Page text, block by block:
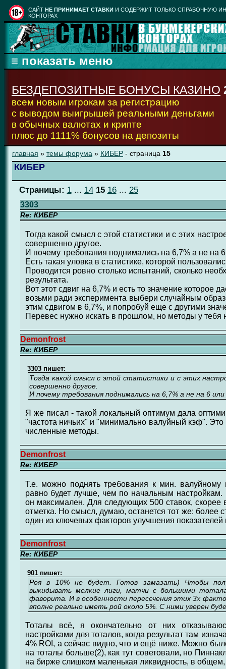
CАЙТ НЕ ПРИНИМАЕТ СТАВКИ И СОДЕРЖИТ ТОЛЬКО СПРАВОЧНУЮ
КОНТОРАХ
БЕЗДЕПОЗИТНЫЕ БОНУСЫ КАЗИНО
всем новым игрокам за регистрацию
с выводом выигрышей реальными деньгами
в обычных валютах и крипте
плюс до 1111% бонусов на депозиты
главная » темы форума » КИБЕР - страница 15
КИБЕР
Страницы: 1... 14 15 16... 25
3303
Re: КИБЕР
Тогда какой смысл с этой статистики и с этих
совершенно другое.
И почему требования поднимались на 6,7% а не на
Есть такая уловка в статистике, которой
Проводится ровно столько испытаний, сколько
результата.
Вот этот сдвиг на 6,7% и есть то значение которое
возьми ради эксперимента выбери случайным
этим сдвигом в 6,7%, и попробуй еще с другими
Перевес нужно искать в прошлом, но методы у тебя
Demonfrost
Re: КИБЕР
3303 пишет:
Тогда какой смысл с этой статистики и с этих
совершенно другое.
И почему требования поднимались на 6,7% а не на 6 или
Я же писал - такой локальный оптимум дала
"частота ничьих" и "минимально валуйный кэф".
численные методы.
Demonfrost
Re: КИБЕР
Т.е. можно поднять требования к мин.
равно будет лучше, чем по начальным
он максимален. Для следующих 500 ставок, скорее
отметка. Но смысл, думаю, останется тот же: более
один из ключевых факторов улучшения показателей
Demonfrost
Re: КИБЕР
901 пишет:
Роя в 10% не будет. Готов замазать) Чтобы
выкидывать мелкие лиги, матчи с большими
фаворита. И в особенности пересечения этих 3х
вполне реально иметь рой около 5%. С ними уверен
Тоталы всё, я окончательно от них
настройками для тоталов, когда результат там
4% ROI, а сейчас видно, что и ещё ниже. Можно
на тоталы больше(2), как тут советовали, но
на бирже слишком маленькая ликвидность, в общем,